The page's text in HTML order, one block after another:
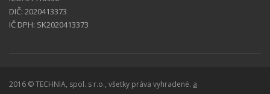
DIČ: 2020413373
IČ DPH: SK2020413373
2016 © TECHNIA, spol. s r.o., všetky práva vyhradené. a